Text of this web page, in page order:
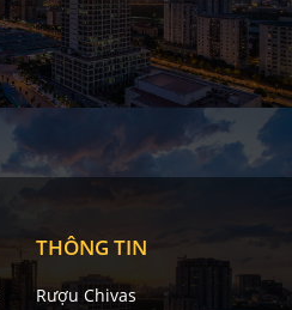
THÔNG TIN
Rượu Chivas